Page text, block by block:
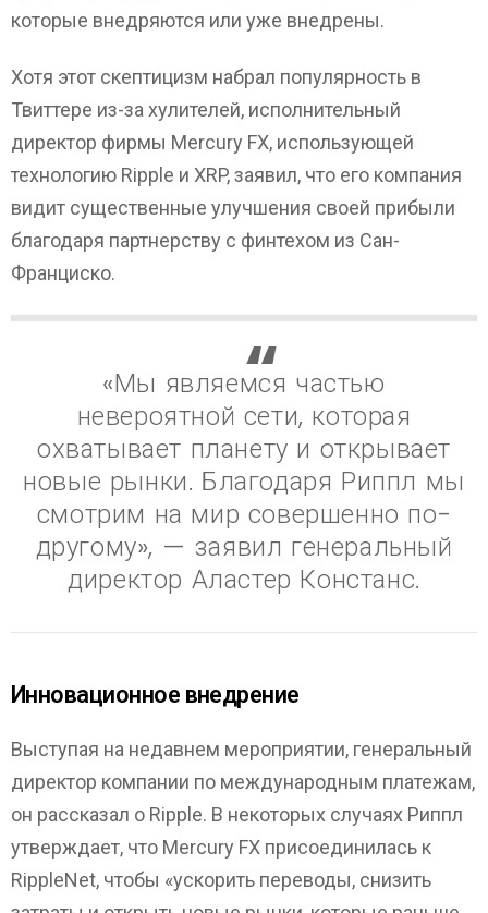
которые внедряются или уже внедрены.
Хотя этот скептицизм набрал популярность в
Твиттере из-за хулителей, исполнительный
директор фирмы Mercury FX, использующей
технологию Ripple и XRP, заявил, что его компания
видит существенные улучшения своей прибыли
благодаря партнерству с финтехом из Сан-
Франциско.
«Мы являемся частью
невероятной сети, которая
охватывает планету и открывает
новые рынки. Благодаря Риппл мы
смотрим на мир совершенно по-
другому», — заявил генеральный
директор Аластер Констанс.
Инновационное внедрение
Выступая на недавнем мероприятии, генеральный
директор компании по международным платежам,
он рассказал о Ripple. В некоторых случаях Риппл
утверждает, что Mercury FX присоединилась к
RippleNet, чтобы «ускорить переводы, снизить